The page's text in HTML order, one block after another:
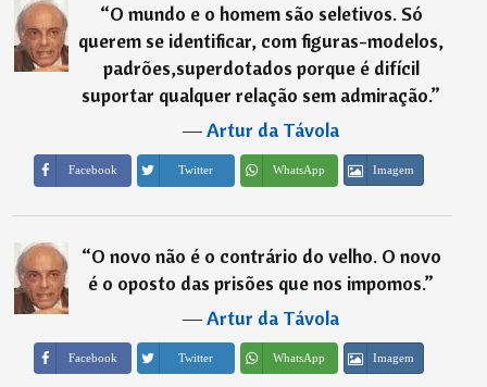
“O mundo e o homem são seletivos. Só
querem se identificar, com figuras-modelos,
padrões,superdotados porque é difícil
suportar qualquer relação sem admiração.”
―Artur da Távola
Facebook Twitter WhatsApp Imagem
“O novo não é o contrário do velho. O novo
é o oposto das prisões que nos impomos.”
―Artur da Távola
Facebook Twitter WhatsApp Imagem